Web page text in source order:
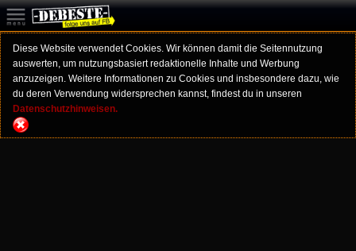
Diese Website verwendet Cookies. Wir können damit die Seitennutzung
auswerten, um nutzungsbasiert redaktionelle Inhalte und Werbung
anzuzeigen. Weitere Informationen zu Cookies und insbesondere dazu, wie
du deren Verwendung widersprechen kannst, findest du in unseren
Datenschutzhinweisen.